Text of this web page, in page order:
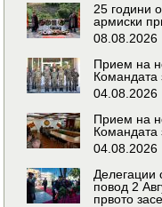
25 години
армиски
08.08.2026
Прием на
Командата
04.08.2026
Прием на
Командата
04.08.2026
Делегации
повод 2
првото